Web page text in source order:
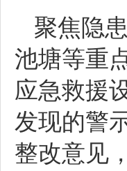
聚焦隐
池塘等重
应急救援
发现的警
整改意见